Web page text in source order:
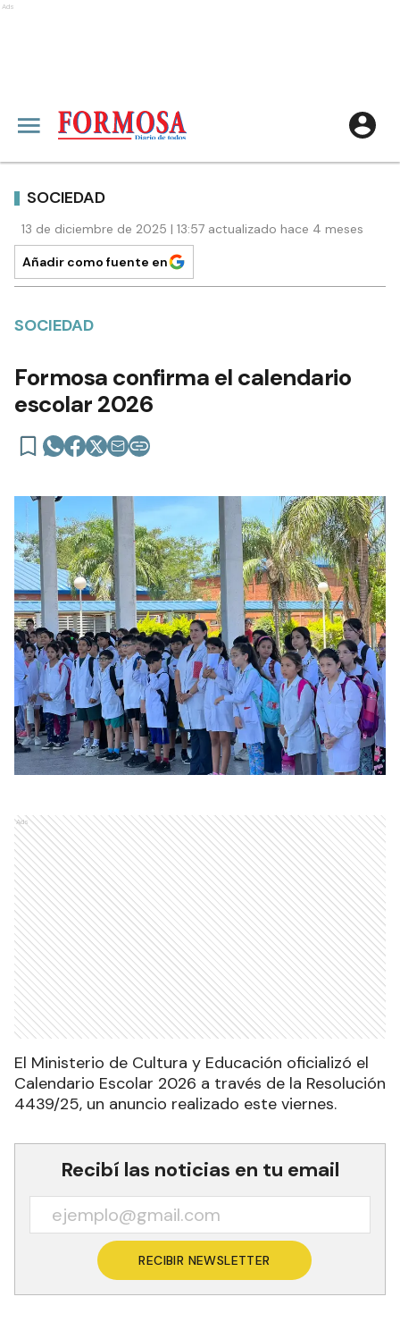
Ads
SOCIEDAD
13 de diciembre de 2025 | 13:57 actualizado hace 4 meses
Añadir como fuente en
SOCIEDAD
Formosa confirma el calendario
escolar 2026
Ads
El Ministerio de Cultura y Educación oficializó el
Calendario Escolar 2026 a través de la Resolución
4439/25, un anuncio realizado este viernes.
Recibí las noticias en tu email
RECIBIR NEWSLETTER